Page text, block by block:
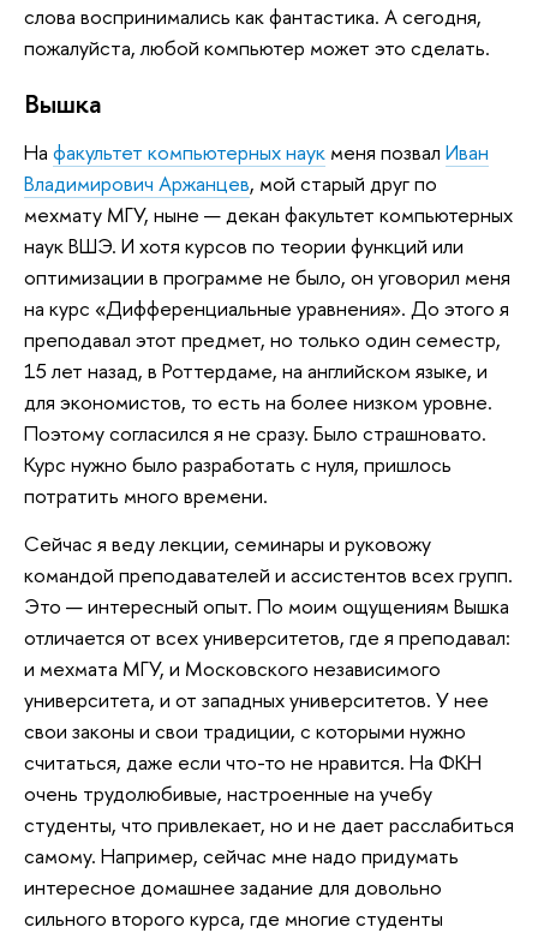
слова воспринимались как фантастика. А сегодня,
пожалуйста, любой компьютер может это сделать.
Вышка
На факультет компьютерных наук меня позвал Иван
Владимирович Аржанцев, мой старый друг по
мехмату МГУ, ныне — декан факультет компьютерных
наук ВШЭ. И хотя курсов по теории функций или
оптимизации в программе не было, он уговорил меня
на курс «Дифференциальные уравнения». До этого я
преподавал этот предмет, но только один семестр,
15 лет назад, в Роттердаме, на английском языке, и
для экономистов, то есть на более низком уровне.
Поэтому согласился я не сразу. Было страшновато.
Курс нужно было разработать с нуля, пришлось
потратить много времени.
Сейчас я веду лекции, семинары и руковожу
командой преподавателей и ассистентов всех групп.
Это — интересный опыт. По моим ощущениям Вышка
отличается от всех университетов, где я преподавал:
и мехмата МГУ, и Московского независимого
университета, и от западных университетов. У нее
свои законы и свои традиции, с которыми нужно
считаться, даже если что-то не нравится. На ФКН
очень трудолюбивые, настроенные на учебу
студенты, что привлекает, но и не дает расслабиться
самому. Например, сейчас мне надо придумать
интересное домашнее задание для довольно
сильного второго курса, где многие студенты